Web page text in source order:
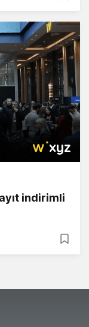
indirimli